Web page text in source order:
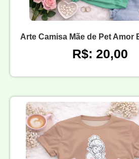
Arte Camisa Mãe de Pet Amor
R$: 20,00